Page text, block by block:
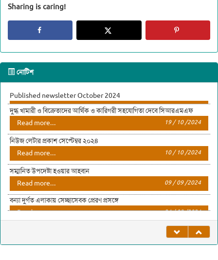
Sharing is caring!
নোটিশ
Published newsletter October 2024
Read more...
03 / 11 /2024
দুগ্ধ খামারী ও বিক্রেতাদের আর্থিক ও কারিগরী সহযোগিতা দেবে সিআরএমএফ
Read more...
19 / 10 /2024
Read more...
Read more...
Read more...